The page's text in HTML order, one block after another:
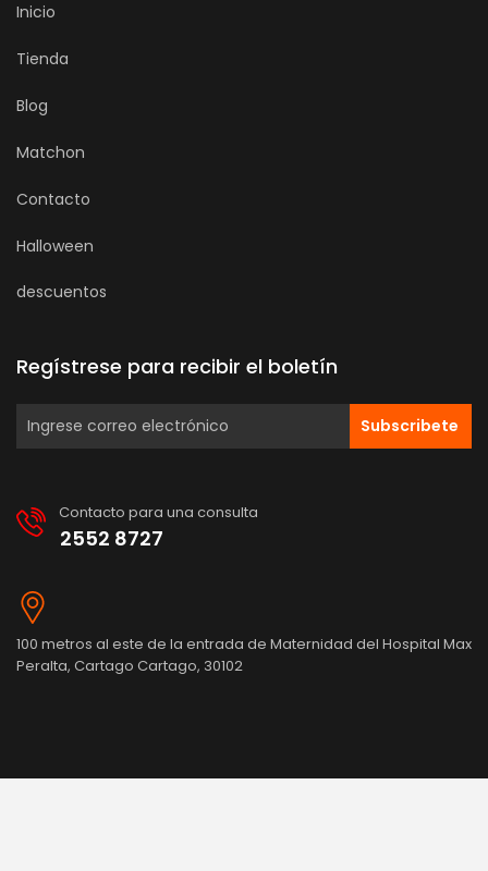
Inicio
Tienda
Blog
Matchon
Contacto
Halloween
descuentos
Regístrese para recibir el boletín
Subscribete
Contacto para una consulta
2552 8727
100 metros al este de la entrada de Maternidad del Hospital Max
Peralta, Cartago Cartago, 30102